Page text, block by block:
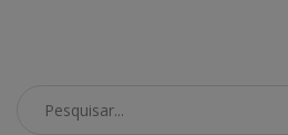
Pesquisar no Blog